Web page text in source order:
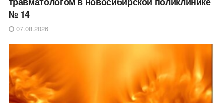
№ 14
07.08.2026